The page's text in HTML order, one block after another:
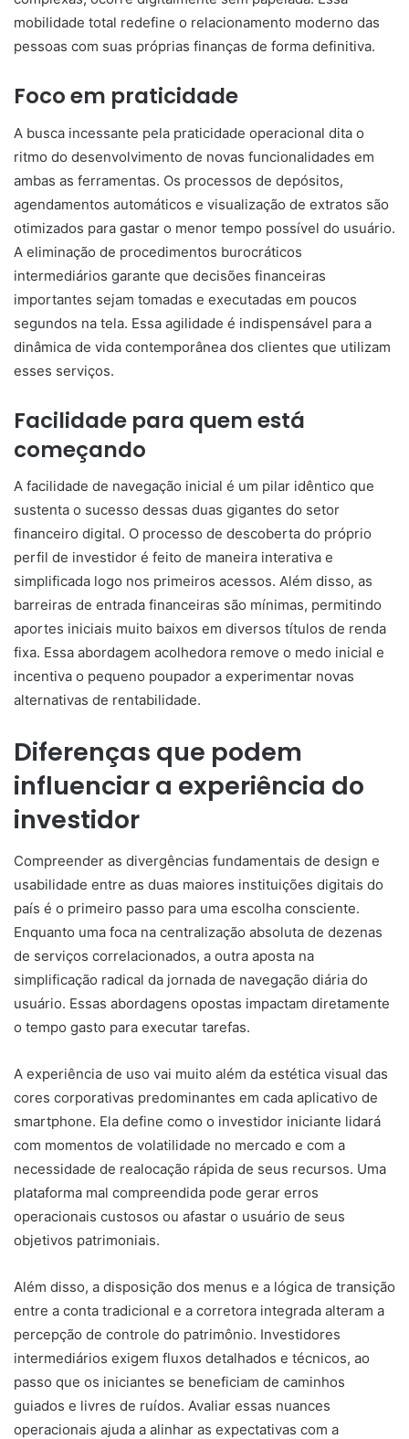
mobilidade total redefine o relacionamento moderno das
pessoas com suas próprias finanças de forma definitiva.
Foco em praticidade
A busca incessante pela praticidade operacional dita o
ritmo do desenvolvimento de novas funcionalidades em
ambas as ferramentas. Os processos de depósitos,
agendamentos automáticos e visualização de extratos são
otimizados para gastar o menor tempo possível do usuário.
A eliminação de procedimentos burocráticos
intermediários garante que decisões financeiras
importantes sejam tomadas e executadas em poucos
segundos na tela. Essa agilidade é indispensável para a
dinâmica de vida contemporânea dos clientes que utilizam
esses serviços.
Facilidade para quem está
começando
A facilidade de navegação inicial é um pilar idêntico que
sustenta o sucesso dessas duas gigantes do setor
financeiro digital. O processo de descoberta do próprio
perfil de investidor é feito de maneira interativa e
simplificada logo nos primeiros acessos. Além disso, as
barreiras de entrada financeiras são mínimas, permitindo
aportes iniciais muito baixos em diversos títulos de renda
fixa. Essa abordagem acolhedora remove o medo inicial e
incentiva o pequeno poupador a experimentar novas
alternativas de rentabilidade.
Diferenças que podem
influenciar a experiência do
investidor
Compreender as divergências fundamentais de design e
usabilidade entre as duas maiores instituições digitais do
país é o primeiro passo para uma escolha consciente.
Enquanto uma foca na centralização absoluta de dezenas
de serviços correlacionados, a outra aposta na
simplificação radical da jornada de navegação diária do
usuário. Essas abordagens opostas impactam diretamente
o tempo gasto para executar tarefas.
A experiência de uso vai muito além da estética visual das
cores corporativas predominantes em cada aplicativo de
smartphone. Ela define como o investidor iniciante lidará
com momentos de volatilidade no mercado e com a
necessidade de realocação rápida de seus recursos. Uma
plataforma mal compreendida pode gerar erros
operacionais custosos ou afastar o usuário de seus
objetivos patrimoniais.
Além disso, a disposição dos menus e a lógica de transição
entre a conta tradicional e a corretora integrada alteram a
percepção de controle do patrimônio. Investidores
intermediários exigem fluxos detalhados e técnicos, ao
passo que os iniciantes se beneficiam de caminhos
guiados e livres de ruídos. Avaliar essas nuances
operacionais ajuda a alinhar as expectativas com a